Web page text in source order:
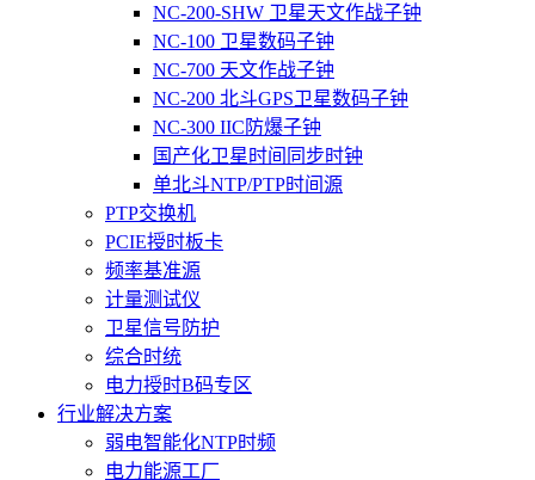
NC-200-SHW 卫星天文作战子钟
NC-100 卫星数码子钟
NC-700 天文作战子钟
NC-200 北斗GPS卫星数码子钟
NC-300 IIC防爆子钟
国产化卫星时间同步时钟
单北斗NTP/PTP时间源
PTP交换机
PCIE授时板卡
频率基准源
计量测试仪
卫星信号防护
综合时统
电力授时B码专区
行业解决方案
弱电智能化NTP时频
电力能源工厂